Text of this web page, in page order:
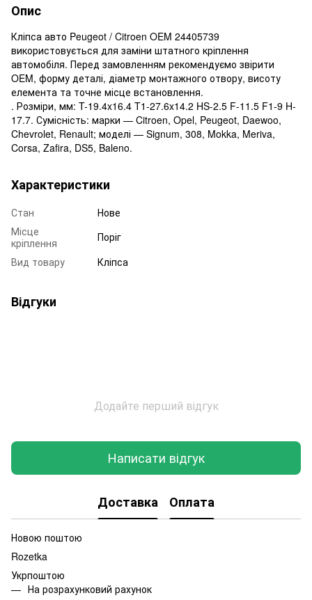
Опис
Кліпса авто Peugeot / Citroen OEM 24405739
використовується для заміни штатного кріплення
автомобіля. Перед замовленням рекомендуємо звірити
OEM, форму деталі, діаметр монтажного отвору, висоту
елемента та точне місце встановлення.
. Розміри, мм: T-19.4x16.4 T1-27.6x14.2 HS-2.5 F-11.5 F1-9 H-
17.7. Сумісність: марки — Citroen, Opel, Peugeot, Daewoo,
Chevrolet, Renault; моделі — Signum, 308, Mokka, Meriva,
Corsa, Zafira, DS5, Baleno.
Характеристики
Стан
Нове
Місце
кріплення
Поріг
Вид товару
Кліпса
Відгуки
Додайте перший відгук
Написати відгук
Доставка Оплата
Новою поштою
Rozetka
Укрпоштою
На розрахунковий рахунок